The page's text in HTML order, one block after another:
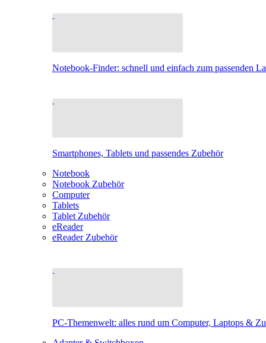
Notebook-Finder: schnell und einfach zum passenden
Smartphones, Tablets und passendes Zubehör
Notebook
Notebook Zubehör
Computer
Tablets
Tablet Zubehör
eReader
eReader Zubehör
PC-Themenwelt: alles rund um Computer, Laptops &